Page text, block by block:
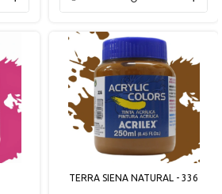
TERRA SIENA NATURAL - 336